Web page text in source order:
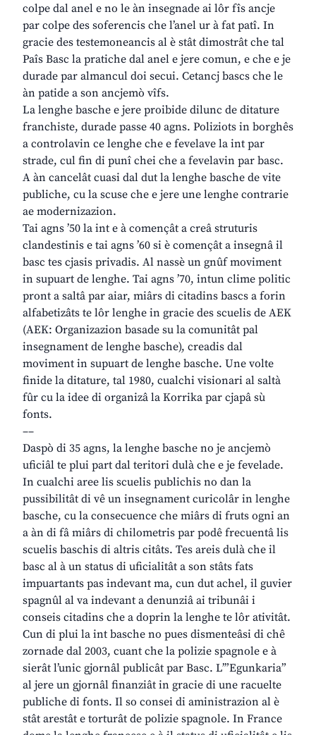
colpe dal anel e no le àn insegnade ai lôr fîs ancje
par colpe des soferencis che l’anel ur à fat patî. In
gracie des testemoneancis al è stât dimostrât che tal
Paîs Basc la pratiche dal anel e jere comun, e che e je
durade par almancul doi secui. Cetancj bascs che le
àn patide a son ancjemò vîfs.
La lenghe basche e jere proibide dilunc de ditature
franchiste, durade passe 40 agns. Poliziots in borghês
a controlavin ce lenghe che e fevelave la int par
strade, cul fin di punî chei che a fevelavin par basc.
A àn cancelât cuasi dal dut la lenghe basche de vite
publiche, cu la scuse che e jere une lenghe contrarie
ae modernizazion.
Tai agns ’50 la int e à començât a creâ struturis
clandestinis e tai agns ’60 si è començât a insegnâ il
basc tes cjasis privadis. Al nassè un gnûf moviment
in supuart de lenghe. Tai agns ’70, intun clime politic
pront a saltâ par aiar, miârs di citadins bascs a forin
alfabetizâts te lôr lenghe in gracie des scuelis de AEK
(AEK: Organizazion basade su la comunitât pal
insegnament de lenghe basche), creadis dal
moviment in supuart de lenghe basche. Une volte
finide la ditature, tal 1980, cualchi visionari al saltà
fûr cu la idee di organizâ la Korrika par cjapâ sù
fonts.
––
Daspò di 35 agns, la lenghe basche no je ancjemò
uficiâl te plui part dal teritori dulà che e je fevelade.
In cualchi aree lis scuelis publichis no dan la
pussibilitât di vê un insegnament curicolâr in lenghe
basche, cu la consecuence che miârs di fruts ogni an
a àn di fâ miârs di chilometris par podê frecuentâ lis
scuelis baschis di altris citâts. Tes areis dulà che il
basc al à un status di uficialitât a son stâts fats
impuartants pas indevant ma, cun dut achel, il guvier
spagnûl al va indevant a denunziâ ai tribunâi i
conseis citadins che a doprin la lenghe te lôr ativitât.
Cun di plui la int basche no pues dismenteâsi di chê
zornade dal 2003, cuant che la polizie spagnole e à
sierât l’unic gjornâl publicât par Basc. L’”Egunkaria”
al jere un gjornâl finanziât in gracie di une racuelte
publiche di fonts. Il so consei di aministrazion al è
stât arestât e torturât de polizie spagnole. In France